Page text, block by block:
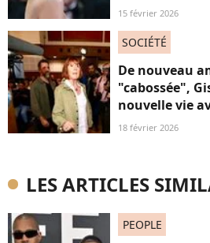
15 février 2026
SOCIÉTÉ
De nouveau
"cabossée",
nouvelle vie
18 février 2026
LES ARTICLES
PEOPLE